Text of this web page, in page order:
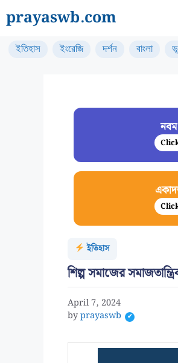
to
content
prayaswb.com
ইতিহাস ইংরেজি দর্শন বাংলা
নবম
ইতিহাস
শিল্প সমাজের
April 7, 2024
byprayaswb